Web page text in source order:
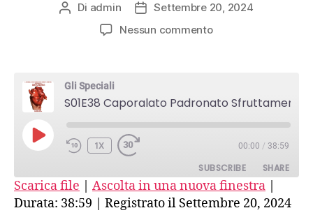
Autore
articolo
Di admin
DataSettembre 20, 2024
Nessun commentosu
2ª
parte
Gli Speciali
PLAY
EPISODE
1X 00:00 / 38:59
SUBSCRIBE SHARE
Amazon Apple Podcasts
SHARE
Scarica file Ascolta in una nuova finestra
Durata: 38:59
Registrato il Settembre 20, 2024